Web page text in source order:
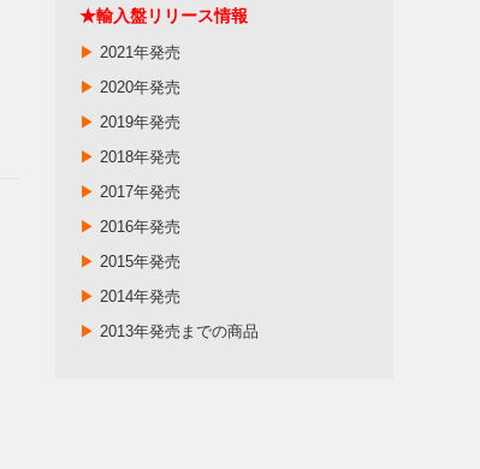
★輸入盤リリース情報
▶ 2021年発売
▶ 2020年発売
▶ 2019年発売
▶ 2018年発売
▶ 2017年発売
▶ 2016年発売
▶ 2015年発売
▶ 2014年発売
▶ 2013年発売までの商品